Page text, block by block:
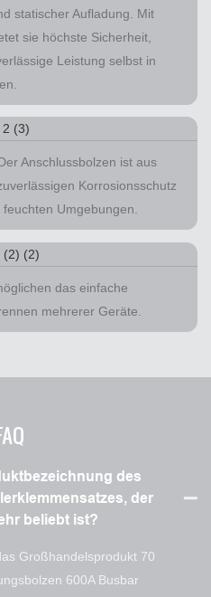
statischer Aufladung. Mit
sie höchste Sicherheit,
Leistung selbst in
Anschlussbolzen ist aus
Korrosionsschutz
Umgebungen.
das einfache
mehrerer Geräte.
des
der
beliebt ist?
Großhandelsprodukt 70
600A Busbar